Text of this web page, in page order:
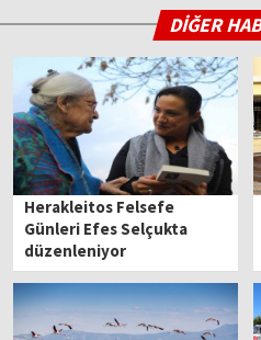
DİĞER
Herakleitos Felsefe
Günleri Efes Selçukta
düzenleniyor